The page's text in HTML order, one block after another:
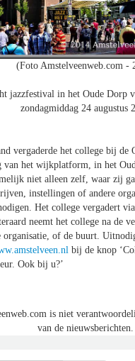
(Foto Amstelveenweb.com -
jazzfestival in het Oude Dorp
zondagmiddag 24 augustus
vergaderde het college bij de
van het wijkplatform, in het
niet alleen zelf, waar zij
instellingen of andere
Het college vergadert
neemt het college na de
of de buurt.
bij de knop
Ook bij u?’
is niet
van de nieuwsberichten.